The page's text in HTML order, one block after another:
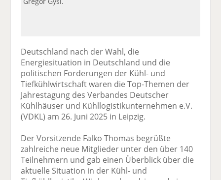
Deutschland nach der Wahl, die
Energiesituation in Deutschland und die
politischen Forderungen der Kühl- und
Tiefkühlwirtschaft waren die Top-Themen der
Jahrestagung des Verbandes Deutscher
Kühlhäuser und Kühllogistikunternehmen e.V.
(VDKL) am 26. Juni 2025 in Leipzig.
Der Vorsitzende Falko Thomas begrüßte
zahlreiche neue Mitglieder unter den über 140
Teilnehmern und gab einen Überblick über die
aktuelle Situation in der Kühl- und